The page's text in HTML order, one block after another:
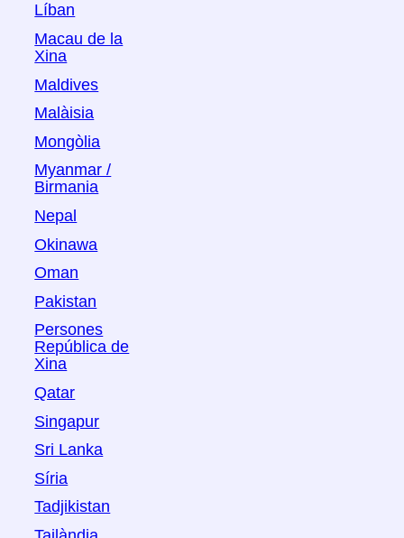
Líban
Macau de la
Xina
Maldives
Malàisia
Mongòlia
Myanmar /
Birmania
Nepal
Okinawa
Oman
Pakistan
Persones
República de
Xina
Qatar
Singapur
Sri Lanka
Síria
Tadjikistan